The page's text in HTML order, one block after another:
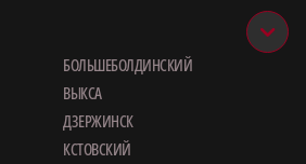
БОЛЬШЕБОЛДИНСКИЙ
ВЫКСА
ДЗЕРЖИНСК
КСТОВСКИЙ